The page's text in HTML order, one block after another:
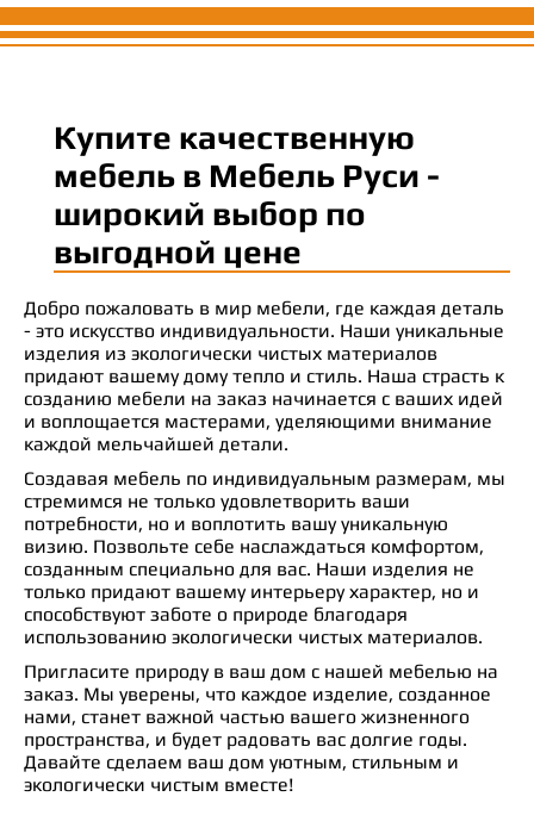
Купите качественную
мебель в Мебель Руси -
широкий выбор по
выгодной цене
Добро пожаловать в мир мебели, где каждая деталь
- это искусство индивидуальности. Наши уникальные
изделия из экологически чистых материалов
придают вашему дому тепло и стиль. Наша страсть к
созданию мебели на заказ начинается с ваших идей
и воплощается мастерами, уделяющими внимание
каждой мельчайшей детали.
Создавая мебель по индивидуальным размерам, мы
стремимся не только удовлетворить ваши
потребности, но и воплотить вашу уникальную
визию. Позвольте себе наслаждаться комфортом,
созданным специально для вас. Наши изделия не
только придают вашему интерьеру характер, но и
способствуют заботе о природе благодаря
использованию экологически чистых материалов.
Пригласите природу в ваш дом с нашей мебелью на
заказ. Мы уверены, что каждое изделие, созданное
нами, станет важной частью вашего жизненного
пространства, и будет радовать вас долгие годы.
Давайте сделаем ваш дом уютным, стильным и
экологически чистым вместе!